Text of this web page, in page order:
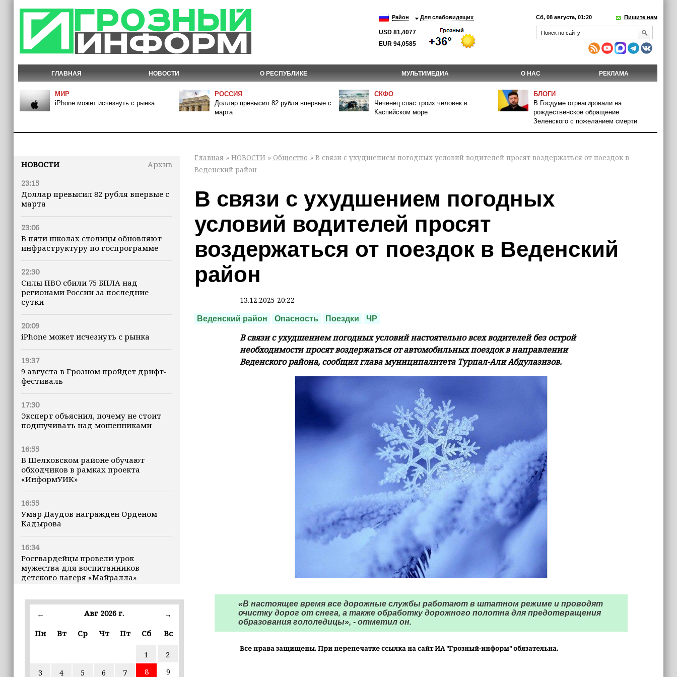
Район Для слабовидящих
USD 81,4077
EUR 94,0585
Сб, 08 августа, 01:20 Пишите нам
ГЛАВНАЯ НОВОСТИ О РЕСПУБЛИКЕ МУЛЬТИМЕДИА О НАС РЕКЛАМА
МИР
iPhone может исчезнуть с рынка
РОССИЯ
Доллар превысил 82 рубля впервые с
марта
СКФО
Чеченец спас троих человек в
Каспийском море
БЛОГИ
В Госдуме отреагировали на
рождественское обращение
Зеленского с пожеланием смерти
НОВОСТИ
Архив
23:15
Доллар превысил 82 рубля впервые с
марта
23:06
В пяти школах столицы обновляют
инфраструктуру по госпрограмме
22:30
Силы ПВО сбили 75 БПЛА над
регионами России за последние
сутки
20:09
iPhone может исчезнуть с рынка
19:37
9 августа в Грозном пройдет дрифт-
фестиваль
17:30
Эксперт объяснил, почему не стоит
подшучивать над мошенниками
16:55
В Шелковском районе обучают
обходчиков в рамках проекта
«ИнформУИК»
16:55
Умар Даудов награжден Орденом
Кадырова
16:34
Росгвардейцы провели урок
мужества для воспитанников
детского лагеря «Майралла»
16:30
Дмитрий Чернышенко: Внутренний
въездной — на 20,1%
Из бюджета Чечни дополнительно
← Авг 2026 г.
→
Пн
Вт Ср Чт Пт Сб Вс
1
2
3
4 5 6 7 8
9
Главная » НОВОСТИ » Общество » В связи с ухудшением погодных условий водителей просят воздержаться от поездок в
Веденский район
В связи с ухудшением погодных
условий водителей просят
воздержаться от поездок в Веденский
район
13.12.2025 20:22
Веденский район Опасность Поездки ЧР
В связи с ухудшением погодных условий настоятельно всех водителей без острой
необходимости просят воздержаться от автомобильных поездок в направлении
Веденского района, сообщил глава муниципалитета Турпал-Али Абдулазизов.
«В настоящее время все дорожные службы работают в штатном режиме и проводят
очистку дорог от снега, а также обработку дорожного полотна для предотвращения
образования гололедицы», - отметил он.
Все права защищены. При перепечатке ссылка на сайт ИА "Грозный-информ" обязательна.